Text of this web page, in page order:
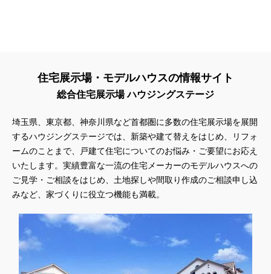
住宅展示場・モデルハウスの情報サイト
総合住宅展示場 ハウジングステージ
埼玉県、東京都、神奈川県など首都圏に多数の住宅展示場を展開
するハウジングステージでは、新築や建て替えをはじめ、リフォ
ームのことまで、戸建て住宅についてのお悩み・ご要望にお応え
いたします。実績豊富な一流の住宅メーカーのモデルハウスへの
ご見学・ご相談をはじめ、土地探しや間取り作成のご相談申し込
みなど、家づくりに役立つ機能も満載。